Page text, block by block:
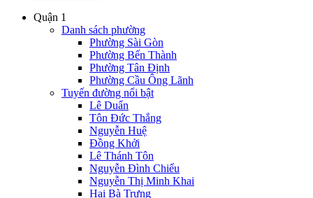
Quận 1
Danh sách phường
Phường Sài Gòn
Phường Bến Thành
Phường Tân Định
Phường Cầu Ông Lãnh
Tuyến đường nổi bật
Lê Duẩn
Tôn Đức Thắng
Nguyễn Huệ
Đồng Khởi
Lê Thánh Tôn
Nguyễn Đình Chiểu
Nguyễn Thị Minh Khai
Hai Bà Trưng